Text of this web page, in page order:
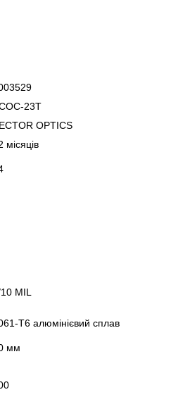
23T
OPTICS
місяців
MIL
T6 алюмінієвий сплав
мм